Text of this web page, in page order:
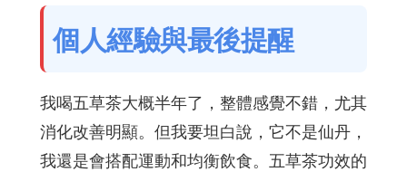
個人經驗與最後提醒
我喝五草茶大概半年了，整體感覺不錯，尤其
消化改善明顯。但我要坦白說，它不是仙丹，
我還是會搭配運動和均衡飲食。五草茶功效的